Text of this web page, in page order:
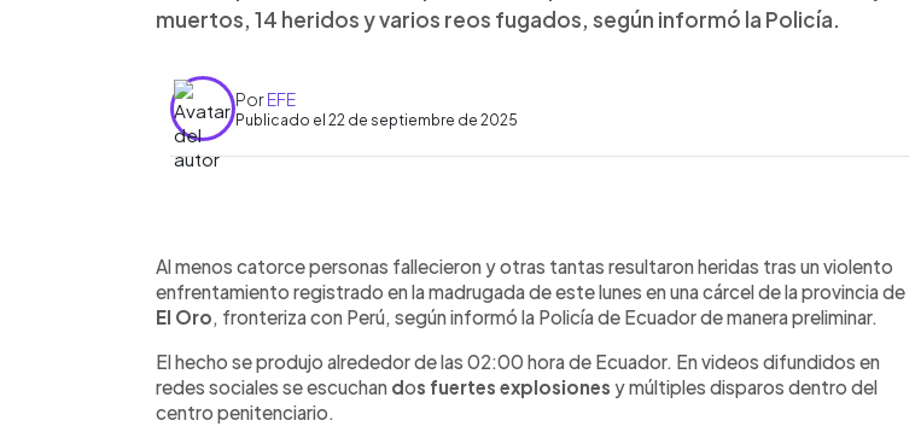
muertos, 14 heridos y varios reos fugados, según informó la Policía.
PorEFE
Publicado el 22 de septiembre de 2025
Escuchar artículo
Al menos catorce personas fallecieron y otras tantas resultaron heridas tras un violento
enfrentamiento registrado en la madrugada de este lunes en una cárcel de la provincia de
El Oro, fronteriza con Perú, según informó la Policía de Ecuador de manera preliminar.
El hecho se produjo alrededor de las 02:00 hora de Ecuador. En videos difundidos en
redes sociales se escuchan dos fuertes explosiones y múltiples disparos dentro del
centro penitenciario.